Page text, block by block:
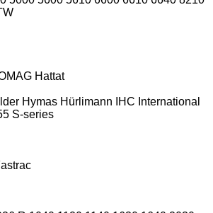
Hattat
Hymas Hürlimann IHC International
S-series